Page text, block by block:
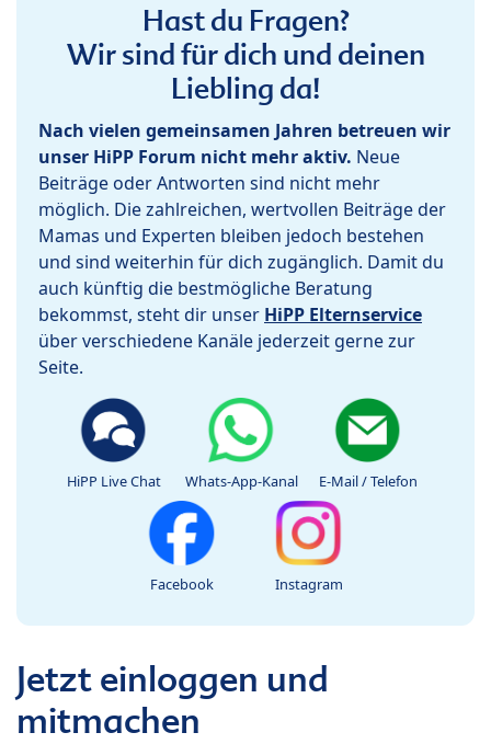
Hast du Fragen?
Wir sind für dich und deinen
Liebling da!
Nach vielen gemeinsamen Jahren betreuen wir
unser HiPP Forum nicht mehr aktiv. Neue
Beiträge oder Antworten sind nicht mehr
möglich. Die zahlreichen, wertvollen Beiträge der
Mamas und Experten bleiben jedoch bestehen
und sind weiterhin für dich zugänglich. Damit du
auch künftig die bestmögliche Beratung
bekommst, steht dir unser HiPP Elternservice
über verschiedene Kanäle jederzeit gerne zur
Seite.
HiPP Live Chat Whats-App-Kanal E-Mail / Telefon
Facebook Instagram
Jetzt einloggen und
mitmachen